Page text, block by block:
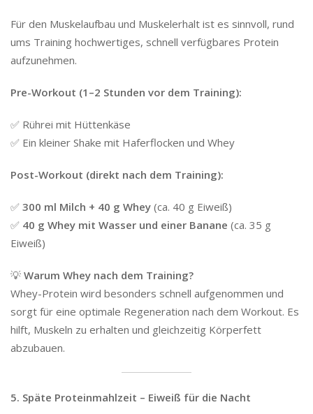
Für den Muskelaufbau und Muskelerhalt ist es sinnvoll, rund
ums Training hochwertiges, schnell verfügbares Protein
aufzunehmen.
Pre-Workout (1–2 Stunden vor dem Training):
✅ Rührei mit Hüttenkäse
✅ Ein kleiner Shake mit Haferflocken und Whey
Post-Workout (direkt nach dem Training):
✅ 300 ml Milch + 40 g Whey (ca. 40 g Eiweiß)
✅ 40 g Whey mit Wasser und einer Banane (ca. 35 g
Eiweiß)
💡 Warum Whey nach dem Training?
Whey-Protein wird besonders schnell aufgenommen und
sorgt für eine optimale Regeneration nach dem Workout. Es
hilft, Muskeln zu erhalten und gleichzeitig Körperfett
abzubauen.
5. Späte Proteinmahlzeit – Eiweiß für die Nacht